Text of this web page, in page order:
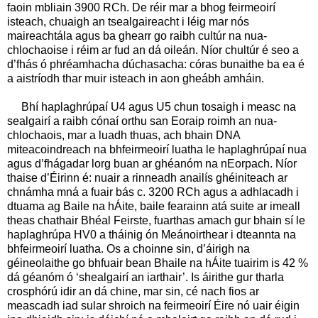
faoin mbliain 3900 RCh. De réir mar a bhog feirmeoirí
isteach, chuaigh an tsealgaireacht i léig mar nós
maireachtála agus ba ghearr go raibh cultúr na nua-
chlochaoise i réim ar fud an dá oileán. Níor chultúr é seo a
d’fhás ó phréamhacha dúchasacha: córas bunaithe ba ea é
a aistríodh thar muir isteach in aon gheábh amháin.
Bhí haplaghrúpaí U4 agus U5 chun tosaigh i measc na
sealgairí a raibh cónaí orthu san Eoraip roimh an nua-
chlochaois, mar a luadh thuas, ach bhain DNA
miteacoindreach na bhfeirmeoirí luatha le haplaghrúpaí nua
agus d’fhágadar lorg buan ar ghéanóm na nEorpach. Níor
thaise d’Éirinn é: nuair a rinneadh anailís ghéiniteach ar
chnámha mná a fuair bás c. 3200 RCh agus a adhlacadh i
dtuama ag Baile na hÁite, baile fearainn atá suite ar imeall
theas chathair Bhéal Feirste, fuarthas amach gur bhain sí le
haplaghrúpa HV0 a tháinig ón Meánoirthear i dteannta na
bhfeirmeoirí luatha. Os a choinne sin, d’áirigh na
géineolaithe go bhfuair bean Bhaile na hÁite tuairim is 42 %
dá géanóm ó ‘shealgairí an iarthair’. Is áirithe gur tharla
crosphórú idir an dá chine, mar sin, cé nach fios ar
meascadh iad sular shroich na feirmeoirí Éire nó uair éigin